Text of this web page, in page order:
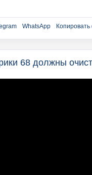
WhatsApp Копировать
68 должны